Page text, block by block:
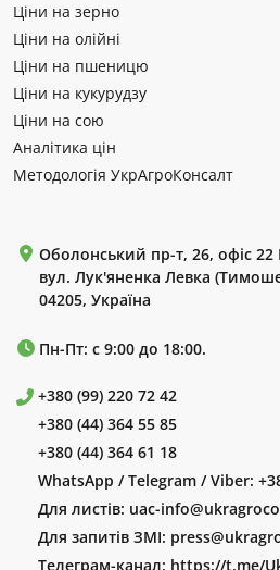
Ціни на зерно
Ціни на олійні
Ціни на пшеницю
Ціни на кукурудзу
Ціни на сою
Аналітика цін
Методологія УкрАгроКонсалт
Оболонський пр-т, 26, офіс 22
вул. Лук'яненка Левка
04205, Україна
Пн-Пт: с 9:00 до 18:00.
+380 (99) 220 72 42
+380 (44) 364 55 85
+380 (44) 364 61 18
WhatsApp / Telegram / Viber:
Для листів: uac-
Для запитів ЗМІ:
Телеграм-канал: https://t.me/